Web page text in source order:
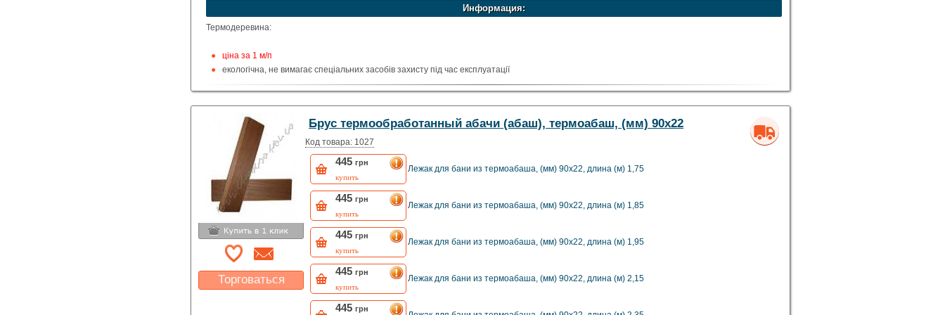
Информация:
Термодеревина:
ціна за 1 м/п
екологічна, не вимагає спеціальних засобів захисту під час експлуатації
має гарний однотонний насичений колір
вимагає мінімального догляду
теплопровідність нижче на 30-35% ніж у зазвичай висушеної деревини (тому в парній зберігається більше тепла і полиці сильно не
нагріваються).
Торговаться
Брус термообработанный абачи (абаш), термоабаш, (мм) 90х22
Код товара: 1027
445 грн
купить
Лежак для бани из термоабаша, (мм) 90х22, длина (м) 1,75
445 грн
купить
Лежак для бани из термоабаша, (мм) 90х22, длина (м) 1,85
445 грн
купить
Лежак для бани из термоабаша, (мм) 90х22, длина (м) 1,95
445 грн
купить
Лежак для бани из термоабаша, (мм) 90х22, длина (м) 2,15
445 грн